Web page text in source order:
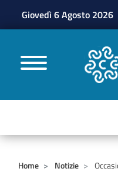
Giovedì 6 Agosto 2026
Home Notizie